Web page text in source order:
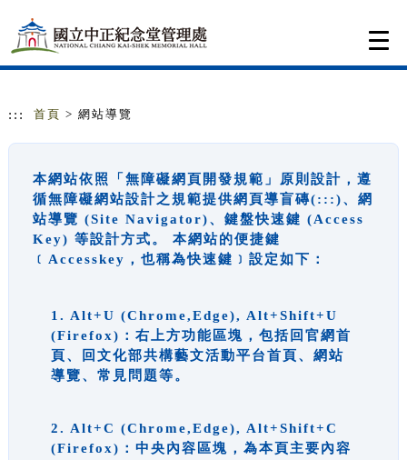
::: 首頁 > 網站導覽
本網站依照「無障礙網頁開發規範」原則設計，遵
循無障礙網站設計之規範提供網頁導盲磚(:::)、網
站導覽 (Site Navigator)、鍵盤快速鍵 (Access
Key) 等設計方式。 本網站的便捷鍵
﹝Accesskey，也稱為快速鍵﹞設定如下：
1. Alt+U (Chrome,Edge), Alt+Shift+U
(Firefox)：右上方功能區塊，包括回官網首
頁、回文化部共構藝文活動平台首頁、網站
導覽、常見問題等。
2. Alt+C (Chrome,Edge), Alt+Shift+C
(Firefox)：中央內容區塊，為本頁主要內容